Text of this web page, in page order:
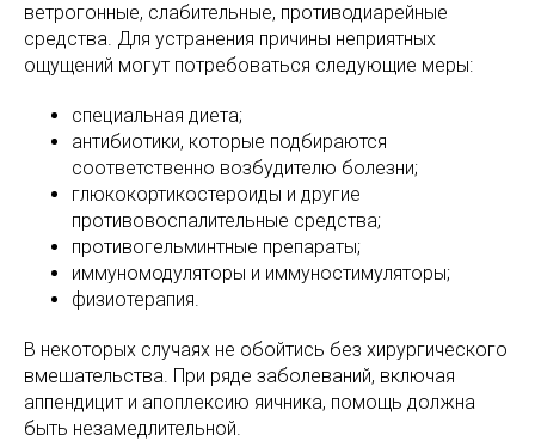
ветрогонные, слабительные, противодиарейные
средства. Для устранения причины неприятных
ощущений могут потребоваться следующие меры:
специальная диета;
антибиотики, которые подбираются
соответственно возбудителю болезни;
глюкокортикостероиды и другие
противовоспалительные средства;
противогельминтные препараты;
иммуномодуляторы и иммуностимуляторы;
физиотерапия.
В некоторых случаях не обойтись без хирургического
вмешательства. При ряде заболеваний, включая
аппендицит и апоплексию яичника, помощь должна
быть незамедлительной.